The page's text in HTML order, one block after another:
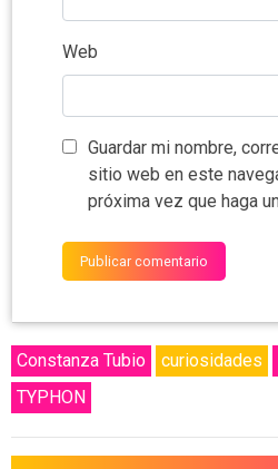
Web
Guardar mi nombre,
sitio web en este
próxima vez que haga
Constanza Tubio curiosidades
TYPHON